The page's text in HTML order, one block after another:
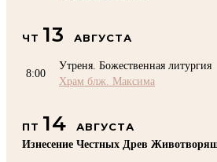
ЧТ 13 АВГУСТА
8:00
Утреня. Божественная литургия
Храм блж. Максима
ПТ 14
АВГУСТА
Изнесение Честных Древ